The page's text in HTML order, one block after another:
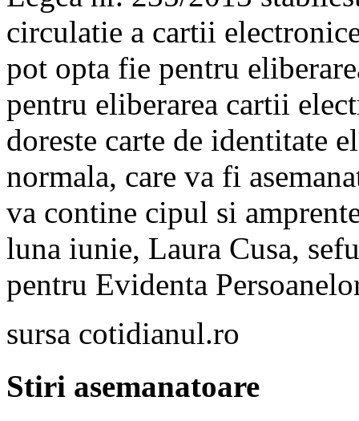
circulatie a cartii
pot opta fie pentru
pentru eliberarea cartii
doreste carte de identitate
normala, care va fi
va contine cipul si
luna iunie, Laura Cusa,
pentru Evidenta
sursa cotidianul.ro
Stiri asemanatoare